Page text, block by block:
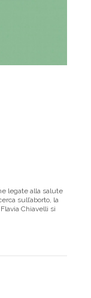
legate alla salute
sull’aborto, la
Chiavelli si